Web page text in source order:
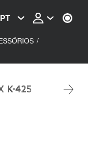
PT
/
K-425